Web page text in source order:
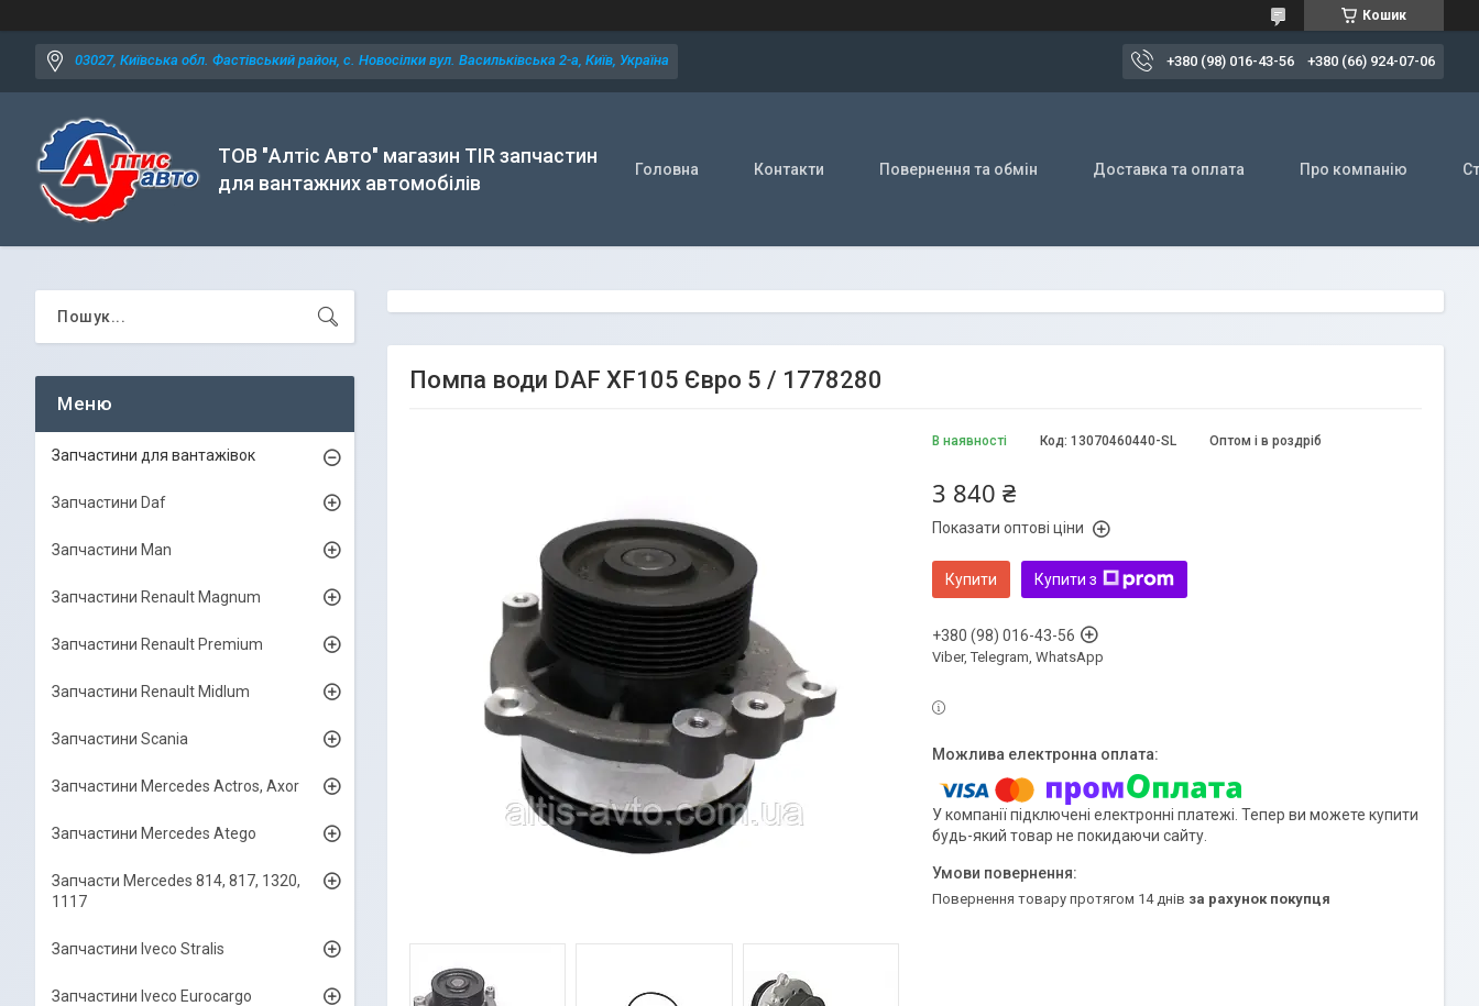
Кошик
03027, Київська обл. Фастівський район, с. Новосілки вул. Васильківська 2-а, Київ, Україна +380 (98) 016-43-56 +380 (66) 924-07-06
ТОВ "Алтіс Авто" магазин TIR запчастин
для вантажних автомобілів
Головна Контакти Повернення та обмін Доставка та оплата Про компанію
Помпа води DAF XF105 Євро 5 / 1778280
В наявності Оптом і в роздріб
Код: 13070460440-SL
3 840 ₴
Показати оптові ціни
Купити Купити з
+380 (98) 016-43-56
Viber, Telegram, WhatsApp
У компанії підключені електронні платежі. Тепер ви можете купити
будь-який товар не покидаючи сайту.
повернення товару протягом 14 днів за рахунок покупця
Запчастини для вантажівок
Запчастини Daf
Запчастини Man
Запчастини Renault Magnum
Запчастини Renault Premium
Запчастини Renault Midlum
Запчастини Scania
Запчастини Mercedes Actros, Axor
Запчастини Mercedes Atego
Запчасти Mercedes 814, 817, 1320,
1117
Запчастини Iveco Stralis
Запчастини Iveco Eurocargo